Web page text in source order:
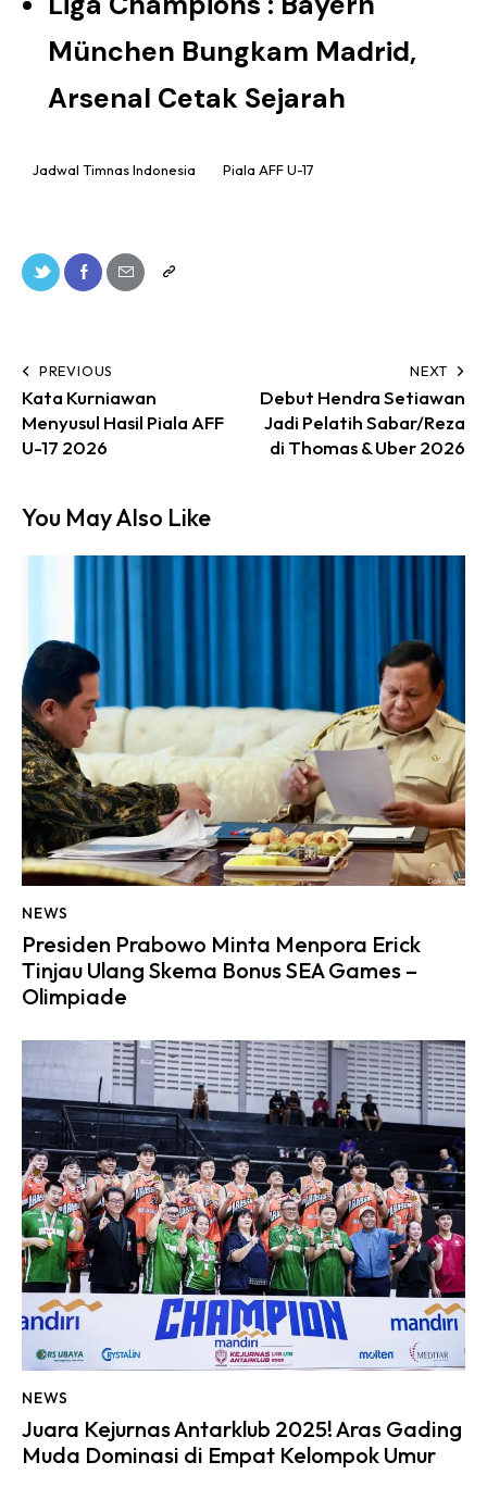
München Bungkam Madrid,
Arsenal Cetak Sejarah
Jadwal Timnas Indonesia Piala AFF U-17
PREVIOUS
Kata Kurniawan
Menyusul Hasil Piala AFF
U-17 2026
NEXT
Debut Hendra Setiawan
Jadi Pelatih Sabar/Reza
di Thomas & Uber 2026
You May Also Like
NEWS
Presiden Prabowo Minta Menpora Erick
Tinjau Ulang Skema Bonus SEA Games –
Olimpiade
NEWS
Juara Kejurnas Antarklub 2025! Aras Gading
Muda Dominasi di Empat Kelompok Umur